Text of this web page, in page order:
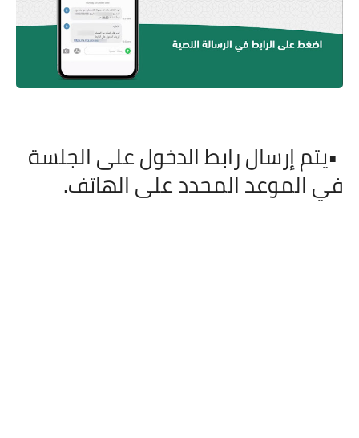
•يتم إرسال رابط الدخول على الجلسة
في الموعد المحدد على الهاتف.